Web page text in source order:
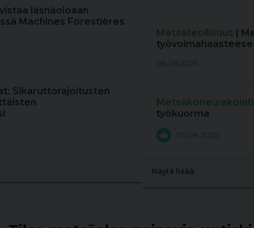
läsnäoloaan
Machines Forestières
Sikaruttorajoitusten
Metsäteollisuus |
06.08.2026
Metsäkoneurakointi
työkuorma
05.08.2026
Näytä lisää